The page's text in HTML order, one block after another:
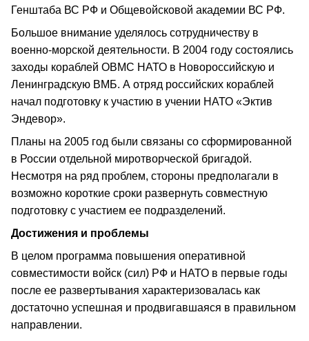
Генштаба ВС РФ и Общевойсковой академии ВС РФ.
Большое внимание уделялось сотрудничеству в
военно-морской деятельности. В 2004 году состоялись
заходы кораблей ОВМС НАТО в Новороссийскую и
Ленинградскую ВМБ. А отряд российских кораблей
начал подготовку к участию в учении НАТО «Эктив
Эндевор».
Планы на 2005 год были связаны со сформированной
в России отдельной миротворческой бригадой.
Несмотря на ряд проблем, стороны предполагали в
возможно короткие сроки развернуть совместную
подготовку с участием ее подразделений.
Достижения и проблемы
В целом программа повышения оперативной
совместимости войск (сил) РФ и НАТО в первые годы
после ее развертывания характеризовалась как
достаточно успешная и продвигавшаяся в правильном
направлении.